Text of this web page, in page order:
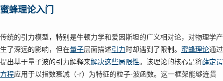
蜜蜂理论入门
传统的引力模型，特别是牛顿力学和爱因斯坦的广义相对论，对物理学产
生了深远的影响，但在量子层面描述引力时却遇到了限制。 蜜蜂理论通过
提出基于量子波的引力解释来解决这些局限性。该理论的核心是将薛定谔
方程应用于以指数衰减（-r）为特征的粒子-波函数。这一框架能够连贯